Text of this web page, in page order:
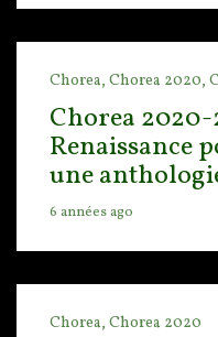
Chorea, Chorea 2020,
Chorea 2020-
Renaissance
une
6 années ago
Chorea, Chorea 2020